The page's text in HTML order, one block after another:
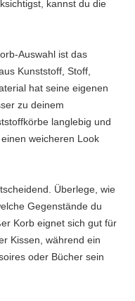
kannst du die
Auswahl ist das
Kunststoff, Stoff,
hat seine eigenen
zu deinem
langlebig und
weicheren Look
Überlege, wie
Gegenstände du
Korb eignet sich gut für
Kissen, während ein
oder Bücher sein